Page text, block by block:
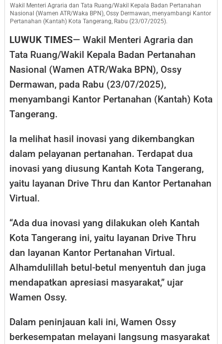
Pertanahan
Kantah
Kota
Wakil Menteri Agraria dan Tata Ruang/Wakil Kepala Badan Pertanahan
Nasional (Wamen ATR/Waka BPN), Ossy Dermawan, menyambangi Kantor
Pertanahan (Kantah) Kota Tangerang, Rabu (23/07/2025).
LUWUK TIMES— Wakil Menteri Agraria dan
Tata Ruang/Wakil Kepala Badan Pertanahan
Nasional (Wamen ATR/Waka BPN), Ossy
Dermawan, pada Rabu (23/07/2025),
menyambangi Kantor Pertanahan (Kantah) Kota
Tangerang.
Ia melihat hasil inovasi yang dikembangkan
dalam pelayanan pertanahan. Terdapat dua
inovasi yang diusung Kantah Kota Tangerang,
yaitu layanan Drive Thru dan Kantor Pertanahan
Virtual.
“Ada dua inovasi yang dilakukan oleh Kantah
Kota Tangerang ini, yaitu layanan Drive Thru
dan layanan Kantor Pertanahan Virtual.
Alhamdulillah betul-betul menyentuh dan juga
mendapatkan apresiasi masyarakat,” ujar
Wamen Ossy.
Dalam peninjauan kali ini, Wamen Ossy
berkesempatan melayani langsung masyarakat